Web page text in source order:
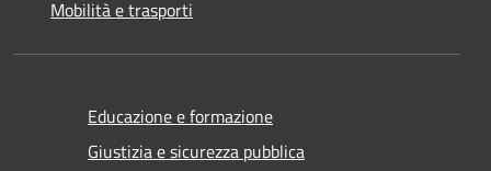
Mobilità e trasporti
Educazione e formazione
Giustizia e sicurezza pubblica